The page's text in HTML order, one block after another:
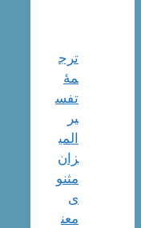
ترج
مۀ
تفس
یر
المی
زان
مثنو
ی
معن